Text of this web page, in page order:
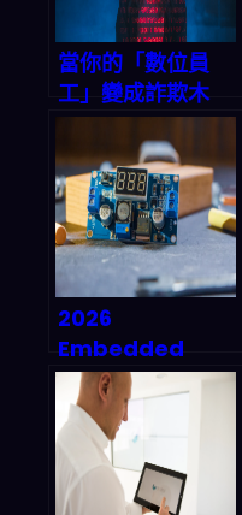
當你的「數位員
工」變成詐欺木
馬：2026企業必
備的Know Your
Agent防禦體系實
戰指南
2026
Embedded
World直擊：AI晶
片、LLM硬體化與
邊緣革命 – 你不能
錯過的技術轉折點